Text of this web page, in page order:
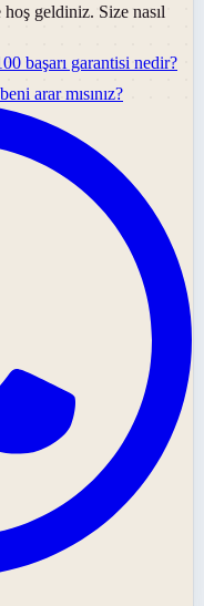
geldiniz. Size nasıl
başarı garantisi nedir?
arar mısınız?